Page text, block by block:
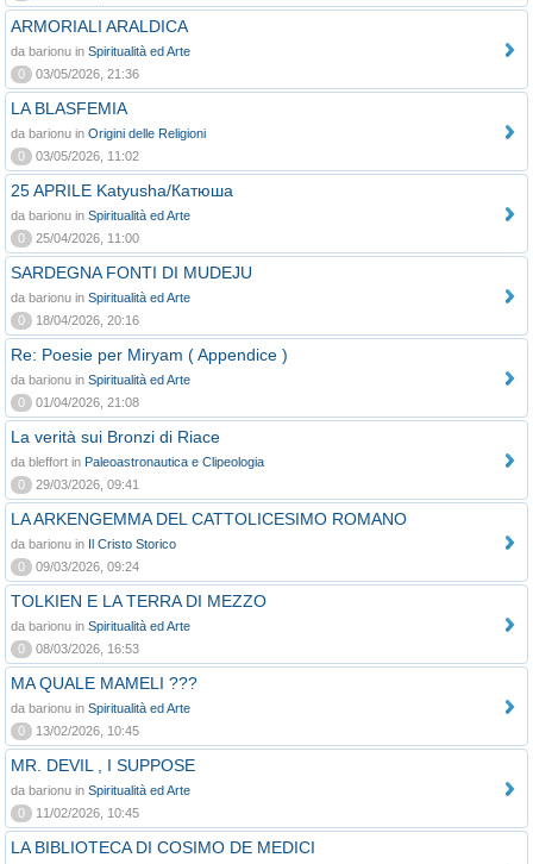
ARMORIALI ARALDICA
da barionu in Spiritualità ed Arte
0
03/05/2026, 21:36
LA BLASFEMIA
da barionu in Origini delle Religioni
0
03/05/2026, 11:02
25 APRILE Katyusha/Катюша
da barionu in Spiritualità ed Arte
0
25/04/2026, 11:00
SARDEGNA FONTI DI MUDEJU
da barionu in Spiritualità ed Arte
0
18/04/2026, 20:16
Re: Poesie per Miryam ( Appendice )
da barionu in Spiritualità ed Arte
0
01/04/2026, 21:08
La verità sui Bronzi di Riace
da bleffort in Paleoastronautica e Clipeologia
0
29/03/2026, 09:41
LA ARKENGEMMA DEL CATTOLICESIMO ROMANO
da barionu in Il Cristo Storico
0
09/03/2026, 09:24
TOLKIEN E LA TERRA DI MEZZO
da barionu in Spiritualità ed Arte
0
08/03/2026, 16:53
MA QUALE MAMELI ???
da barionu in Spiritualità ed Arte
0
13/02/2026, 10:45
MR. DEVIL , I SUPPOSE
da barionu in Spiritualità ed Arte
0
11/02/2026, 10:45
LA BIBLIOTECA DI COSIMO DE MEDICI